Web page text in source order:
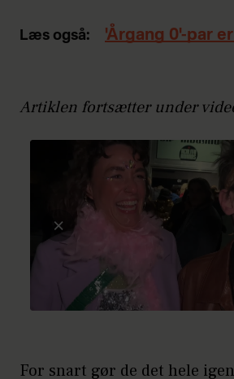
Læs også: 'Årgang 0'-par
Artiklen fortsætter under
For snart gør de det hele